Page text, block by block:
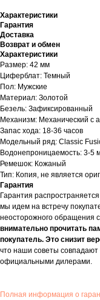
Характеристики
Гарантия
Доставка
Возврат и обмен
Характеристики
Размер: 42 мм
Циферблат: Темный
Пол: Мужские
Материал: Золотой
Безель: Зафиксированный
Механизм: Механический с
Запас хода: 18-36 часов
Модельный ряд: Classic
Водонепроницаемость: 3-5
Ремешок: Кожаный
Тип: Копия, не является
Гарантия
Гарантия
мы идем на встречу
неосторожного обращения
внимательно прочитать
покупатель. Это снизит
что наши советы
официальными дилерами.
Полная информация о